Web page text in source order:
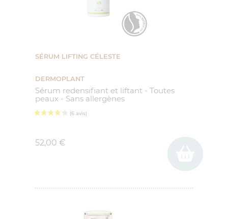
SÉRUM LIFTING CÉLESTE
DERMOPLANT
Sérum redensifiant et liftant - Toutes
peaux - Sans allergènes
52,00 €